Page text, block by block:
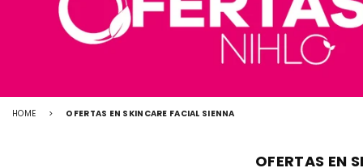
HOME > OFERTAS EN SKINCARE FACIAL SIENNA
OFERTAS EN